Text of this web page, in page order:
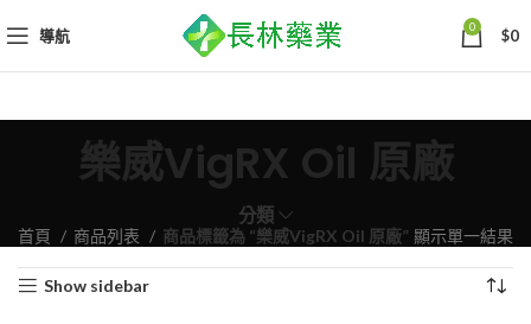
導航 0 $0
樂威VigRX Oil 原廠
分類
首頁 商品列表 商品標籤為 “樂威VigRX Oil 原廠” 顯示單一結果
Show sidebar